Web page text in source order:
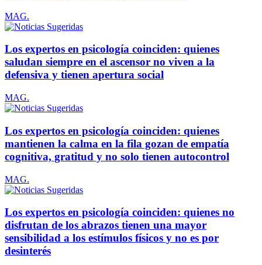
MAG.
Los expertos en psicología coinciden: quienes
saludan siempre en el ascensor no viven a la
defensiva y tienen apertura social
MAG.
Los expertos en psicología coinciden: quienes
mantienen la calma en la fila gozan de empatía
cognitiva, gratitud y no solo tienen autocontrol
MAG.
Los expertos en psicología coinciden: quienes no
disfrutan de los abrazos tienen una mayor
sensibilidad a los estímulos físicos y no es por
desinterés